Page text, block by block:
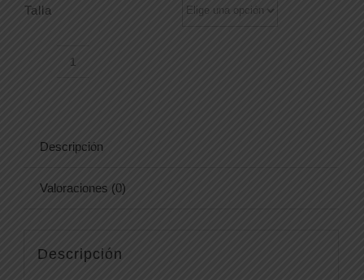
Talla
Descripción
Valoraciones (0)
Descripción